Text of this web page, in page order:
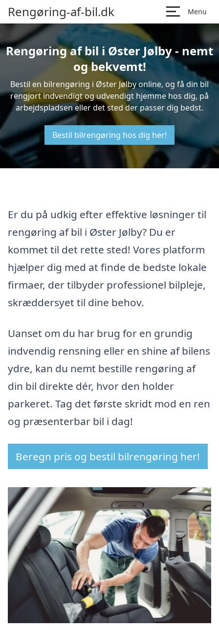
Rengøring-af-bil.dk Menu
Rengøring af bil i Øster Jølby - nemt
og bekvemt!
Bestil en bilrengøring i Øster Jølby online, og få din bil
rengjort indvendigt og udvendigt hjemme hos dig, på
arbejdspladsen eller det sted der passer dig bedst.
Bestil bilrengøring hos dig her!
Er du på udkig efter effektive løsninger til
rengøring af bil i Øster Jølby? Du er
kommet til det rette sted! Vores platform
hjælper dig med at finde de bedste lokale
firmaer, der tilbyder professionel bilpleje,
skræddersyet til dine behov.
Uanset om du har brug for en grundig
indvendig rensning eller en shine af bilens
ydre, kan du nemt bestille rengøring af
din bil direkte dér, hvor den holder
parkeret. Tag det første skridt mod en ren
og præsenterbar bil i dag!
Beregn pris og bestil bilrengøring her!